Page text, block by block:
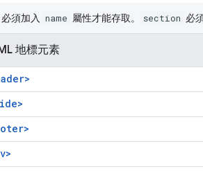
地標元素
必須加入 name 屬性才能存取。 section 必